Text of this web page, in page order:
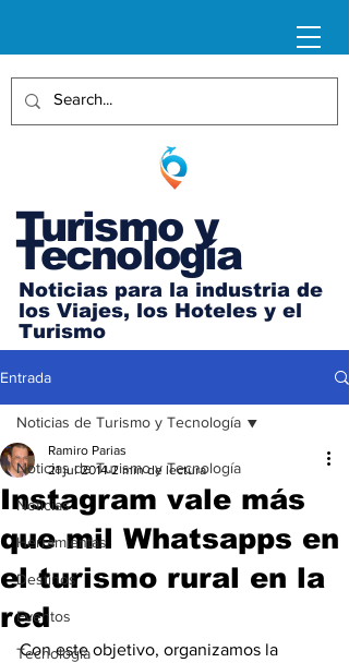
Turismo y
Tecnología
Noticias para la industria de
los Viajes, los Hoteles y el
Turismo
Entrada
Noticias de Turismo y Tecnología
Noticias
Herramientas
Destinos
Eventos
Tecnología
Noticias de Turismo y Tecnología
Instagram vale más
que mil Whatsapps en
el turismo rural en la
red
Ramiro Parias
21 jul 2014 2 min de lectura
Con este objetivo, organizamos la